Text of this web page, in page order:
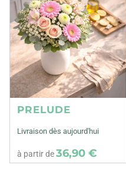
PRELUDE
Livraison dès aujourd'hui
à partir de36,90 €